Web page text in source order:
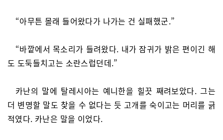
“아무튼 몰래 들어왔다가 나가는 건 실패했군.”
“바깥에서 목소리가 들려왔다. 내가 잠귀가 밝은 편이긴 해
도 도둑들치고는 소란스럽던데.”
카난의 말에 탈레시아는 예니한을 힐끗 째려보았다. 그는
더 변명할 말도 찾을 수 없다는 듯 고개를 숙이고는 머리를 긁
적였다. 카난은 말을 이었다.